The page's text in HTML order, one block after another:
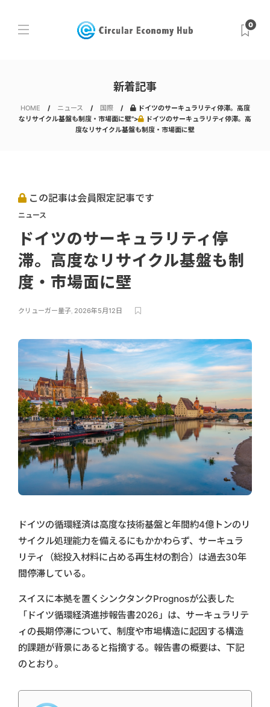
0
新着記事
HOME ニュース 国際
ドイツのサーキュラリティ停滞。高度
なリサイクル基盤も制度・市場面に壁">
ドイツのサーキュラリティ停滞。高
度なリサイクル基盤も制度・市場面に壁
この記事は会員限定記事です
ニュース
ドイツのサーキュラリティ停
滞。高度なリサイクル基盤も制
度・市場面に壁
クリューガー量子, 2026年5月12日
ドイツの循環経済は高度な技術基盤と年間約4億トンのリ
サイクル処理能力を備えるにもかかわらず、サーキュラ
リティ（総投入材料に占める再生材の割合）は過去30年
間停滞している。
スイスに本拠を置くシンクタンクPrognosが公表した
「ドイツ循環経済進捗報告書2026」は、サーキュラリテ
ィの長期停滞について、制度や市場構造に起因する構造
的課題が背景にあると指摘する。報告書の概要は、下記
のとおり。